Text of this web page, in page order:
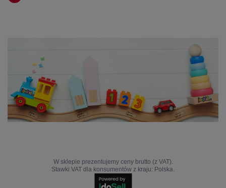
W sklepie prezentujemy ceny brutto (z VAT).
Stawki VAT dla konsumentów z kraju: Polska.